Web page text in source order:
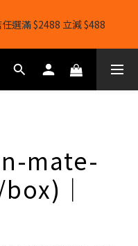
選滿 $2488 立減 $488
威化餅×1-隨機口味
*，可與活動折扣疊加。
送$20購物金
選滿 $2488 立減 $488
mate-
｜